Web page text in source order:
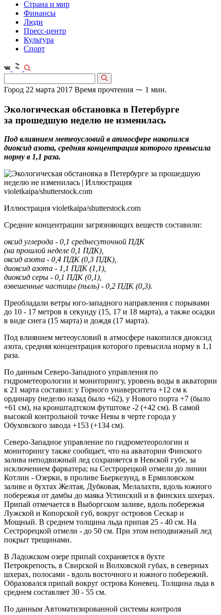
Страна и мир
Финансы
Люди
Пресс-центр
Культура
Спорт
Город 22 марта 2017 Время прочтения ⁓ 1 мин.
Экологическая обстановка в Петербурге
за прошедшую неделю не изменилась
Под влиянием метеоусловий в атмосфере накопился
диоксид азота, средняя концентрация которого превысила
норму в 1,1 раза.
Иллюстрация violetkaipa/shutterstock.com
Средние концентрации загрязняющих веществ составили:
оксид углерода - 0,1 среднесуточной ПДК
(на прошлой неделе 0,1 ПДК),
оксид азота - 0,4 ПДК (0,3 ПДК),
диоксид азота - 1,1 ПДК (1,1),
диоксид серы - 0,1 ПДК (0,1),
взвешенные частицы (пыль) - 0,2 ПДК (0,3).
Преобладали ветры юго-западного направления с порывами
до 10 - 17 метров в секунду (15, 17 и 18 марта), а также осадки
в виде снега (15 марта) и дождя (17 марта).
Под влиянием метеоусловий в атмосфере накопился диоксид
азота, средняя концентрация которого превысила норму в 1,1
раза.
По данным Северо-Западного управления по
гидрометеорологии и мониторингу, уровень воды в акватории
к 21 марта составил: у Горного университета +12 см к
ординару (неделю назад было +62), у Нового порта +7 (было
+61 см), на кронштадтском футштоке -2 (+42 см). В самой
высокой контрольной точке Невы в черте города у
Обуховского завода +153 (+134 см).
Северо-Западное управление по гидрометеорологии и
мониторингу также сообщает, что на акватории Финского
залива неподвижный лед сохраняется в Невской губе, за
исключением фарватера; на Сестрорецкой отмели до линии
Котлин - Озерки, в проливе Бьеркезунд, в Ермиловском
заливе и бухтах Желтая, Дубковая, Мелалахти, вдоль южного
побережья от дамбы до маяка Устинский и в финских шхерах.
Припай отмечается в Выборгском заливе, вдоль побережья
Лужской и Копорской губ, вокруг островов Сескар и
Мощный. В среднем толщина льда припая 25 - 40 см. На
Сестрорецкой отмели - до 50 см. При этом неподвижный лед
покрыт трещинами.
В Ладожском озере припай сохраняется в бухте
Петрокрепость, в Свирской и Волховской губах, в северных
шхерах, полосами - вдоль восточного и южного побережий.
Образовался припай вокруг острова Коневец. Толщина льда в
среднем составляет 30 - 55 см.
По данным Автоматизированной системы контроля